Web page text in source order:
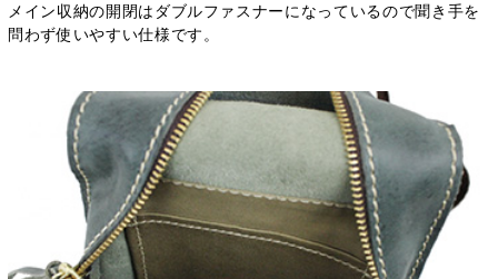
メイン収納の開閉はダブルファスナーになっているので聞き手を
問わず使いやすい仕様です。